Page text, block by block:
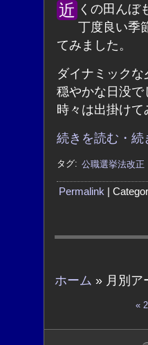
近くの田んぼも田植えが終わり水面に空を映すには
丁度良い季
てみました。
ダイナミック
穏やかな日没
時々は出掛けて
続きを読む・続
タグ: 公職選挙法改正
Permalink |
ホーム » 月別ア
«